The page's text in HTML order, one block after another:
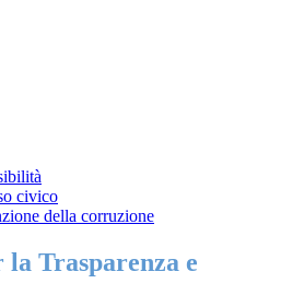
civico
della corruzione
Trasparenza e